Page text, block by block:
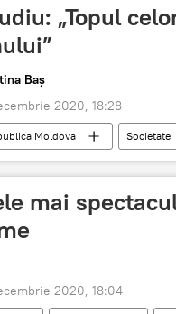
„Topul
Baș
2020, 18:28
Moldova Societate
Națională
mai
2020, 18:04